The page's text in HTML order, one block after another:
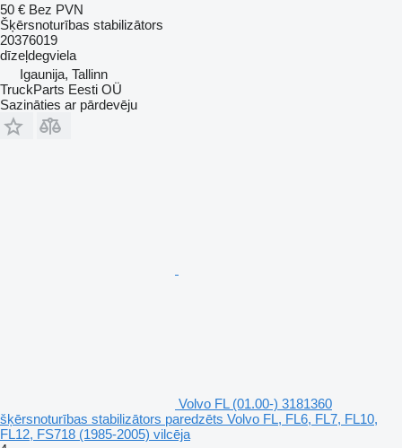
50 € Bez PVN
Šķērsnoturības stabilizātors
20376019
dīzeļdegviela
Igaunija, Tallinn
TruckParts Eesti OÜ
Sazināties ar pārdevēju
Volvo FL (01.00-) 3181360
šķērsnoturības stabilizātors paredzēts Volvo FL, FL6, FL7, FL10,
FL12, FS718 (1985-2005) vilcēja